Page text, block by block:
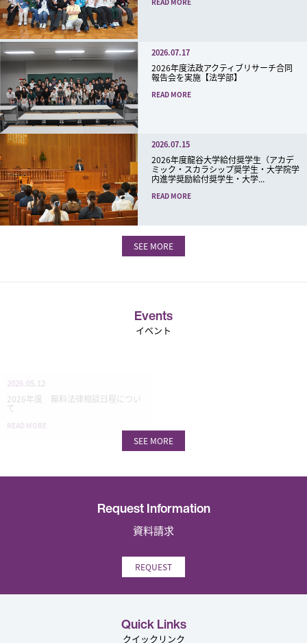
2026.07.17
2026年度法政アクティブリサーチ合同
報告会を実施【法学部】
READ MORE
2026.07.15
2026年度龍谷大学給付奨学生（アカデ
ミック・スカラシップ奨学生・大学院学
内進学奨励給付奨学生・大学...
READ MORE
SEE MORE
Events
イベント
2026年度 無料法律相談日程につい
READ MORE
SEE MORE
Request Information
資料請求
REQUEST
Quick Links
クイックリンク